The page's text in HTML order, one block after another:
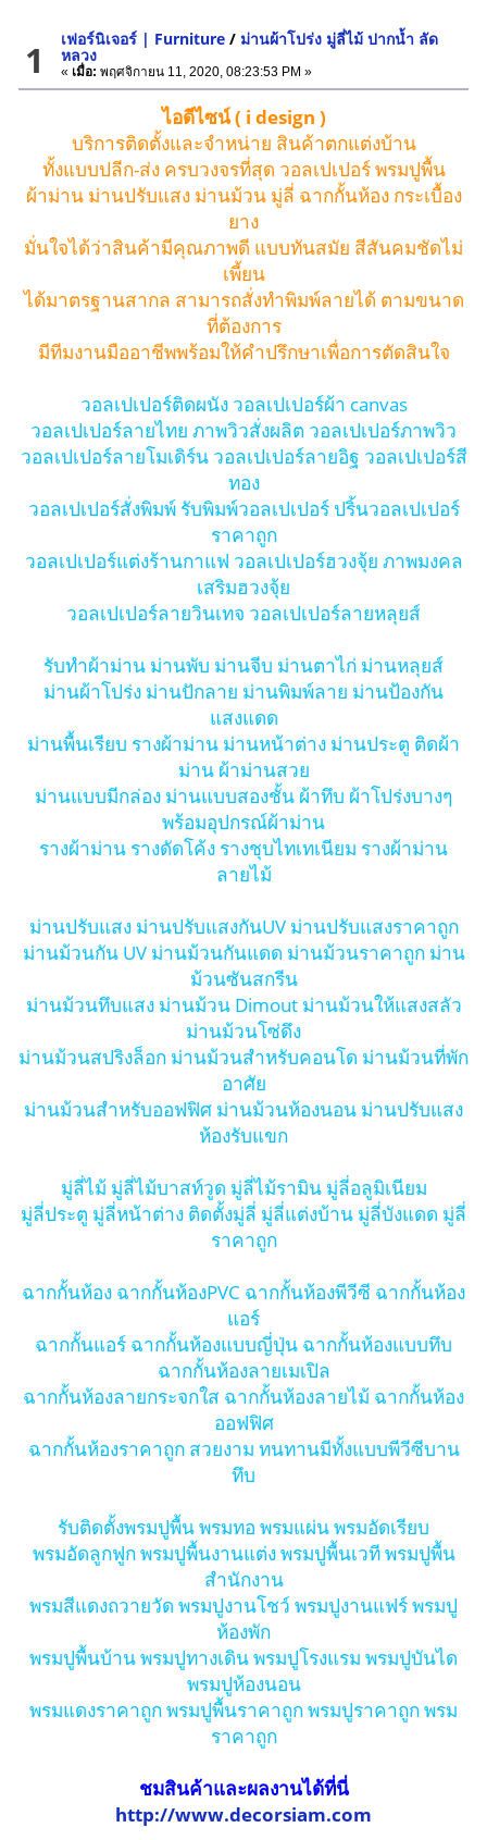
1 เฟอร์นิเจอร์ | Furniture / ม่านผ้าโปร่ง มู่ลี่ไม้ ปากน้ำ ลัด
หลวง
« เมื่อ: พฤศจิกายน 11, 2020, 08:23:53 PM »
ไอดีไซน์ ( i design )
บริการติดตั้งและจำหน่าย สินค้าตกแต่งบ้าน
ทั้งแบบปลีก-ส่ง ครบวงจรที่สุด วอลเปเปอร์ พรมปูพื้น
ผ้าม่าน ม่านปรับแสง ม่านม้วน มู่ลี่ ฉากกั้นห้อง กระเบื้อง
ยาง
มั่นใจได้ว่าสินค้ามีคุณภาพดี แบบทันสมัย สีสันคมชัดไม่
เพี้ยน
ได้มาตรฐานสากล สามารถสั่งทำพิมพ์ลายได้ ตามขนาด
ที่ต้องการ
มีทีมงานมืออาชีพพร้อมให้คำปรึกษาเพื่อการตัดสินใจ
วอลเปเปอร์ติดผนัง วอลเปเปอร์ผ้า canvas
วอลเปเปอร์ลายไทย ภาพวิวสั่งผลิต วอลเปเปอร์ภาพวิว
วอลเปเปอร์ลายโมเดิร์น วอลเปเปอร์ลายอิฐ วอลเปเปอร์สี
ทอง
วอลเปเปอร์สั่งพิมพ์ รับพิมพ์วอลเปเปอร์ ปริ้นวอลเปเปอร์
ราคาถูก
วอลเปเปอร์แต่งร้านกาแฟ วอลเปเปอร์ฮวงจุ้ย ภาพมงคล
เสริมฮวงจุ้ย
วอลเปเปอร์ลายวินเทจ วอลเปเปอร์ลายหลุยส์
รับทำผ้าม่าน ม่านพับ ม่านจีบ ม่านตาไก่ ม่านหลุยส์
ม่านผ้าโปร่ง ม่านปักลาย ม่านพิมพ์ลาย ม่านป้องกัน
แสงแดด
ม่านพื้นเรียบ รางผ้าม่าน ม่านหน้าต่าง ม่านประตู ติดผ้า
ม่าน ผ้าม่านสวย
ม่านแบบมีกล่อง ม่านแบบสองชั้น ผ้าทึบ ผ้าโปร่งบางๆ
พร้อมอุปกรณ์ผ้าม่าน
รางผ้าม่าน รางดัดโค้ง รางชุบไทเทเนียม รางผ้าม่าน
ลายไม้
ม่านปรับแสง ม่านปรับแสงกันUV ม่านปรับแสงราคาถูก
ม่านม้วนกัน UV ม่านม้วนกันแดด ม่านม้วนราคาถูก ม่าน
ม้วนซันสกรีน
ม่านม้วนทึบแสง ม่านม้วน Dimout ม่านม้วนให้แสงสลัว
ม่านม้วนโซ่ดึง
ม่านม้วนสปริงล็อก ม่านม้วนสำหรับคอนโด ม่านม้วนที่พัก
อาศัย
ม่านม้วนสำหรับออฟฟิศ ม่านม้วนห้องนอน ม่านปรับแสง
ห้องรับแขก
มู่ลี่ไม้ มู่ลี่ไม้บาสท์วูด มู่ลี่ไม้รามิน มู่ลี่อลูมิเนียม
มู่ลี่ประตู มู่ลี่หน้าต่าง ติดตั้งมู่ลี่ มู่ลี่แต่งบ้าน มู่ลี่บังแดด มู่ลี่
ราคาถูก
ฉากกั้นห้อง ฉากกั้นห้องPVC ฉากกั้นห้องพีวีซี ฉากกั้นห้อง
แอร์
ฉากกั้นแอร์ ฉากกั้นห้องแบบญี่ปุ่น ฉากกั้นห้องแบบทึบ
ฉากกั้นห้องลายเมเปิล
ฉากกั้นห้องลายกระจกใส ฉากกั้นห้องลายไม้ ฉากกั้นห้อง
ออฟฟิศ
ฉากกั้นห้องราคาถูก สวยงาม ทนทานมีทั้งแบบพีวีซีบาน
ทึบ
รับติดตั้งพรมปูพื้น พรมทอ พรมแผ่น พรมอัดเรียบ
พรมอัดลูกฟูก พรมปูพื้นงานแต่ง พรมปูพื้นเวที พรมปูพื้น
สำนักงาน
พรมสีแดงถวายวัด พรมปูงานโชว์ พรมปูงานแฟร์ พรมปู
ห้องพัก
พรมปูพื้นบ้าน พรมปูทางเดิน พรมปูโรงแรม พรมปูบันได
พรมปูห้องนอน
พรมแดงราคาถูก พรมปูพื้นราคาถูก พรมปูราคาถูก พรม
ราคาถูก
ชมสินค้าและผลงานได้ที่นี่
http://www.decorsiam.com